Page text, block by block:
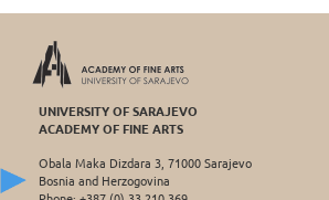
UNIVERSITY OF SARAJEVO
ACADEMY OF FINE ARTS
Obala Maka Dizdara 3, 71000 Sarajevo
Bosnia and Herzogovina